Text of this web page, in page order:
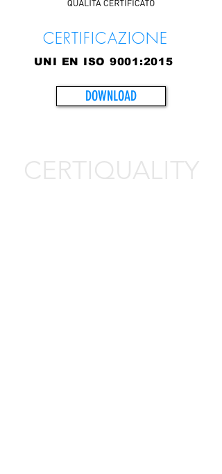
CERTIFICAZIONE
UNI EN ISO 9001:2015
DOWNLOAD
CERTIQUALITY